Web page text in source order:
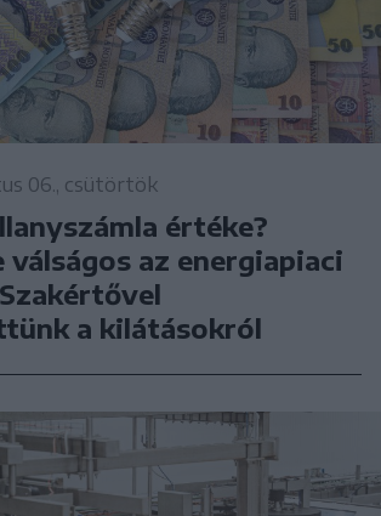
06., csütörtök
értéke?
válságos az energiapiaci
a kilátásokról